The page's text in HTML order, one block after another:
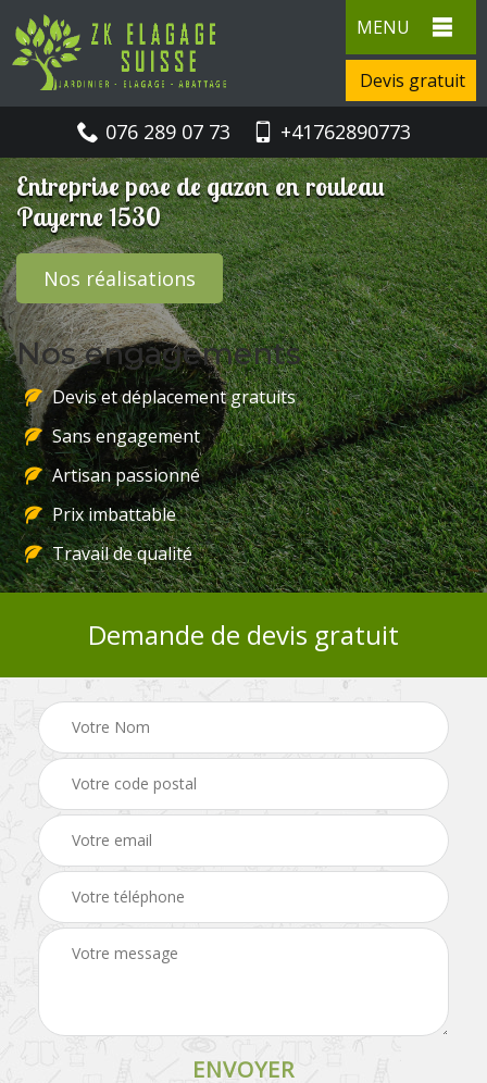
MENU
Devis gratuit
076 289 07 73 +41762890773
Entreprise pose de gazon en rouleau
Payerne 1530
Nos réalisations
Nos engagements
Devis et déplacement gratuits
Sans engagement
Artisan passionné
Prix imbattable
Travail de qualité
Demande de devis gratuit